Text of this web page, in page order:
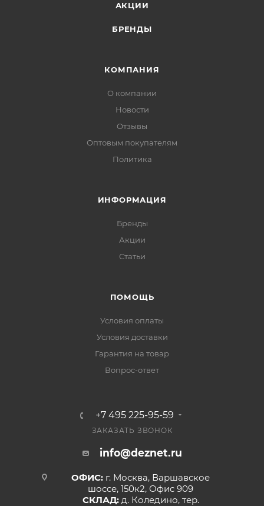
АКЦИИ
БРЕНДЫ
КОМПАНИЯ
О компании
Новости
Отзывы
Оптовым покупателям
Политика
ИНФОРМАЦИЯ
Бренды
Акции
Статьи
ПОМОЩЬ
Условия оплаты
Условия доставки
Гарантия на товар
Вопрос-ответ
+7 495 225-95-59
ЗАКАЗАТЬ ЗВОНОК
info@deznet.ru
ОФИС: г. Москва, Варшавское
шоссе, 150к2, Офис 909
СКЛАД: д. Коледино, тер.